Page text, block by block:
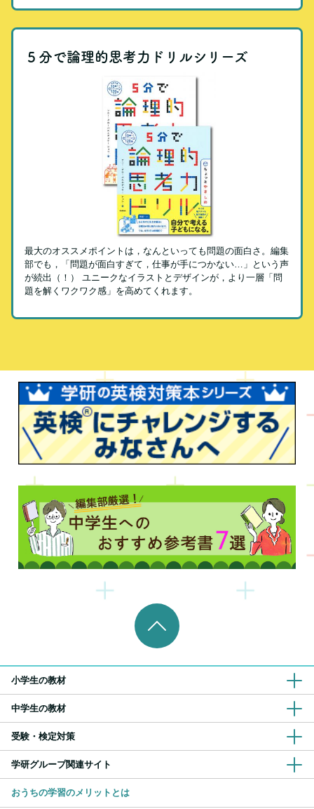
５分で論理的思考力ドリルシリーズ
最大のオススメポイントは，なんといっても問題の面白さ。編集
部でも，「問題が面白すぎて，仕事が手につかない…」という声
が続出（！） ユニークなイラストとデザインが，より一層「問
題を解くワクワク感」を高めてくれます。
小学生の教材
中学生の教材
受験・検定対策
学研グループ関連サイト
おうちの学習のメリットとは